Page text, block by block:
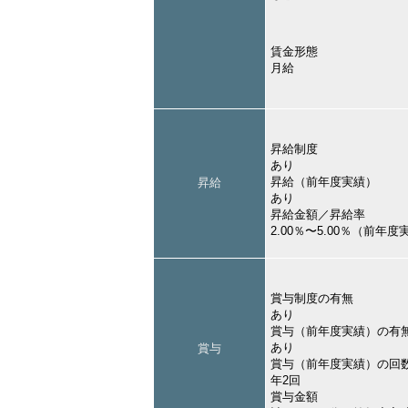
賃金形態
月給
昇給
昇給制度
あり
昇給（前年度実績）
あり
昇給金額／昇給率
2.00％〜5.00％（前年度実
賞与
賞与制度の有無
あり
賞与（前年度実績）の有
あり
賞与（前年度実績）の回
年2回
賞与金額